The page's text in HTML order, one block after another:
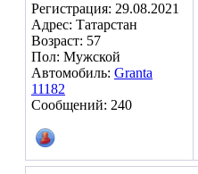
Регистрация: 29.08.2021
Адрес: Татарстан
Возраст: 57
Пол: Мужской
Автомобиль: Granta
11182
Сообщений: 240